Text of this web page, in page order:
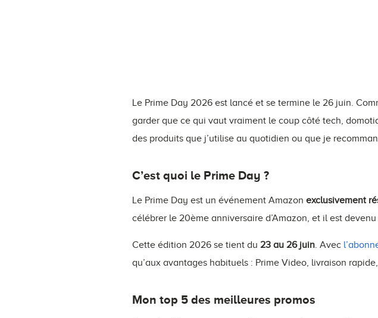
Le Prime Day 2026 est lancé et se termine le 26 juin.
garder que ce qui vaut vraiment le coup côté tech,
des produits que j’utilise au quotidien ou que je
C’est quoi le Prime Day ?
Le Prime Day est un événement Amazon exclusivement
célébrer le 20ème anniversaire d’Amazon, et il est
Cette édition 2026 se tient du 23 au 26 juin. Avec
qu’aux avantages habituels : Prime Video, livraison
Mon top 5 des meilleures promos